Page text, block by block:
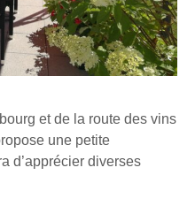
et de la route des vins
une petite
d’apprécier diverses